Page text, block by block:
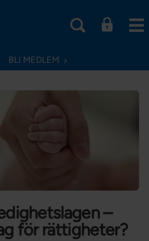
BLI MEDLEM
–
för rättigheter?